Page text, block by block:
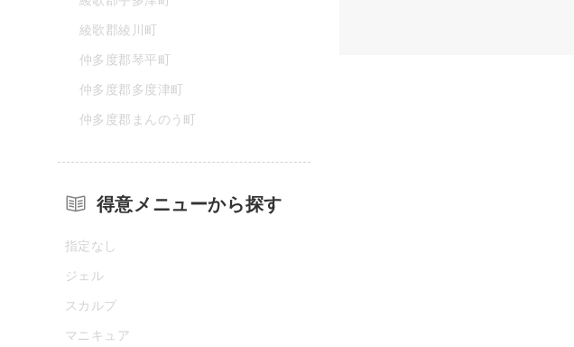
綾歌郡綾川町
仲多度郡琴平町
仲多度郡多度津町
仲多度郡まんのう町
得意メニューから探す
指定なし
ジェル
スカルプ
マニキュア